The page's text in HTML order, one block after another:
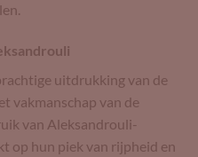
uitdrukking van de
vakmanschap van de
van Aleksandrouli-
op hun piek van rijpheid en